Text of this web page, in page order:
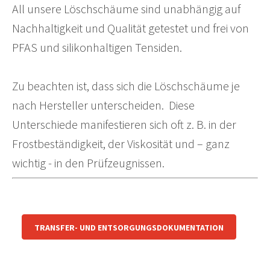
All unsere Löschschäume sind unabhängig auf
Nachhaltigkeit und Qualität getestet und frei von
PFAS und silikonhaltigen Tensiden.
Zu beachten ist, dass sich die Löschschäume je
nach Hersteller unterscheiden. Diese
Unterschiede manifestieren sich oft z. B. in der
Frostbeständigkeit, der Viskosität und – ganz
wichtig - in den Prüfzeugnissen.
TRANSFER- UND ENTSORGUNGSDOKUMENTATION